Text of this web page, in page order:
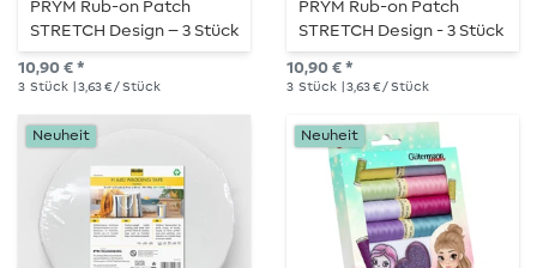
PRYM Rub-on Patch
STRETCH Design – 3 Stück
– Wolke/Blitz
10,90 € *
3 Stück | 3,63 € / Stück
PRYM Rub-on Patch
STRETCH Design - 3 Stück
- Krone/Herz
10,90 € *
3 Stück | 3,63 € / Stück
Neuheit Neuheit